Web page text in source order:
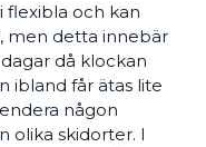
flexibla och kan
men detta innebär
då klockan
ibland får ätas lite
någon
olika skidorter. I